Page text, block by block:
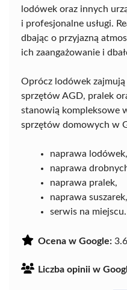
lodówek oraz innych
i profesjonalne usługi.
dbając o przyjazną
ich zaangażowanie i
Oprócz lodówek
sprzętów AGD, pralek
stanowią kompleksowe
sprzętów domowych w
naprawa lodówek,
naprawa
naprawa pralek,
naprawa suszarek,
serwis na miejscu.
Ocena w Google: 3.6
Liczba opinii w